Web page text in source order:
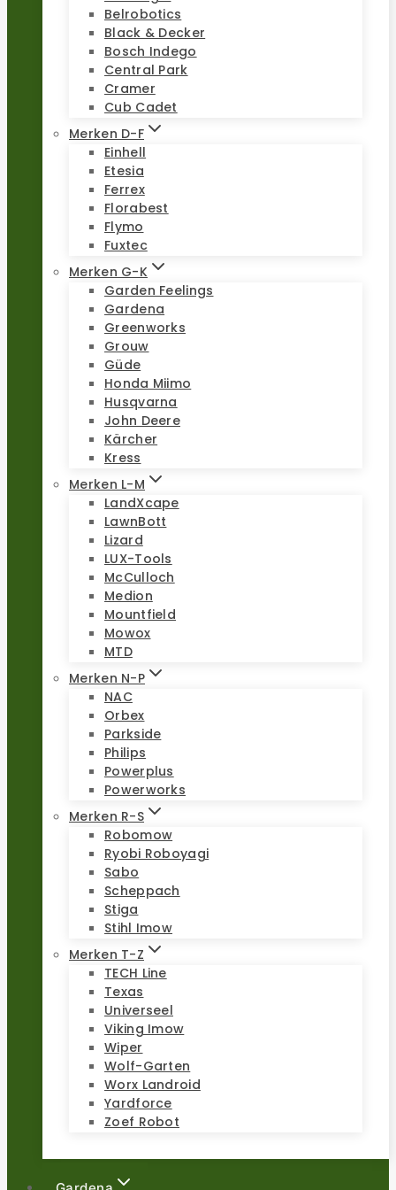
Belrobotics
Black & Decker
Bosch Indego
Central Park
Cramer
Cub Cadet
Merken D-F
Einhell
Etesia
Ferrex
Florabest
Flymo
Fuxtec
Merken G-K
Garden Feelings
Gardena
Greenworks
Grouw
Güde
Honda Miimo
Husqvarna
John Deere
Kärcher
Kress
Merken L-M
LandXcape
LawnBott
Lizard
LUX-Tools
McCulloch
Medion
Mountfield
Mowox
MTD
Merken N-P
NAC
Orbex
Parkside
Philips
Powerplus
Powerworks
Merken R-S
Robomow
Ryobi Roboyagi
Sabo
Scheppach
Stiga
Stihl Imow
Merken T-Z
TECH Line
Texas
Universeel
Viking Imow
Wiper
Wolf-Garten
Worx Landroid
Yardforce
Zoef Robot